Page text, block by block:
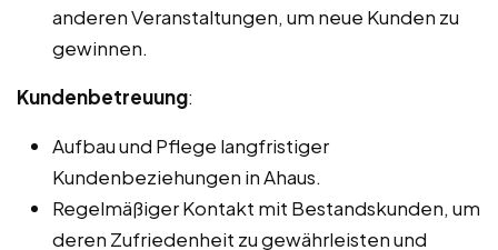
anderen Veranstaltungen, um neue Kunden zu
gewinnen.
Kundenbetreuung:
Aufbau und Pflege langfristiger
Kundenbeziehungen in Ahaus.
Regelmäßiger Kontakt mit Bestandskunden, um
deren Zufriedenheit zu gewährleisten und